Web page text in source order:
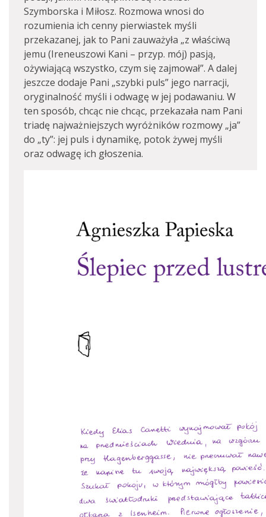
Szymborska i Miłosz. Rozmowa wnosi do
rozumienia ich cenny pierwiastek myśli
przekazanej, jak to Pani zauważyła „z właściwą
jemu (Ireneuszowi Kani – przyp. mój) pasją,
ożywiającą wszystko, czym się zajmował”. A dalej
jeszcze dodaje Pani „szybki puls” jego narracji,
oryginalność myśli i odwagę w jej podawaniu. W
ten sposób, chcąc nie chcąc, przekazała nam Pani
triadę najważniejszych wyróżników rozmowy „ja”
do „ty”: jej puls i dynamikę, potok żywej myśli
oraz odwagę ich głoszenia.